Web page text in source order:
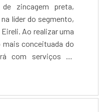
zincagem preta,
líder do segmento,
Ao realizar uma
conceituada do
com serviços de
especialistas para
o tema é
a SN indústria